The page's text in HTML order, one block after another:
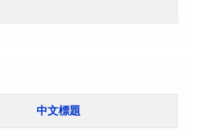
中文標題